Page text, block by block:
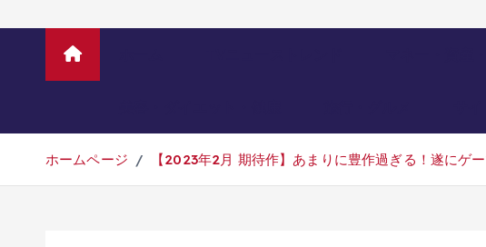
ホームページ 【2023年2月 期待作】あまりに豊作過ぎる！遂に